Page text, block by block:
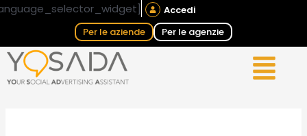
Vai
Accedi
Per le aziende
Per le agenzie
Navigazione